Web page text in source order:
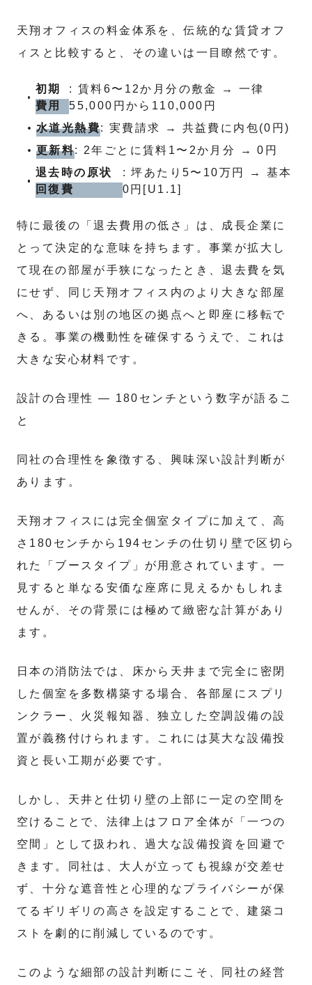
天翔オフィスの料金体系を、伝統的な賃貸オフ
ィスと比較すると、その違いは一目瞭然です。
初期
費用
: 賃料6〜12か月分の敷金 → 一律
55,000円から110,000円
水道光熱費: 実費請求 → 共益費に内包(0円)
更新料: 2年ごとに賃料1〜2か月分 → 0円
退去時の原状
回復費
: 坪あたり5〜10万円 → 基本
0円[U1.1]
特に最後の「退去費用の低さ」は、成長企業に
とって決定的な意味を持ちます。事業が拡大し
て現在の部屋が手狭になったとき、退去費を気
にせず、同じ天翔オフィス内のより大きな部屋
へ、あるいは別の地区の拠点へと即座に移転で
きる。事業の機動性を確保するうえで、これは
大きな安心材料です。
設計の合理性 — 180センチという数字が語るこ
と
同社の合理性を象徴する、興味深い設計判断が
あります。
天翔オフィスには完全個室タイプに加えて、高
さ180センチから194センチの仕切り壁で区切ら
れた「ブースタイプ」が用意されています。一
見すると単なる安価な座席に見えるかもしれま
せんが、その背景には極めて緻密な計算があり
ます。
日本の消防法では、床から天井まで完全に密閉
した個室を多数構築する場合、各部屋にスプリ
ンクラー、火災報知器、独立した空調設備の設
置が義務付けられます。これには莫大な設備投
資と長い工期が必要です。
しかし、天井と仕切り壁の上部に一定の空間を
空けることで、法律上はフロア全体が「一つの
空間」として扱われ、過大な設備投資を回避で
きます。同社は、大人が立っても視線が交差せ
ず、十分な遮音性と心理的なプライバシーが保
てるギリギリの高さを設定することで、建築コ
ストを劇的に削減しているのです。
このような細部の設計判断にこそ、同社の経営